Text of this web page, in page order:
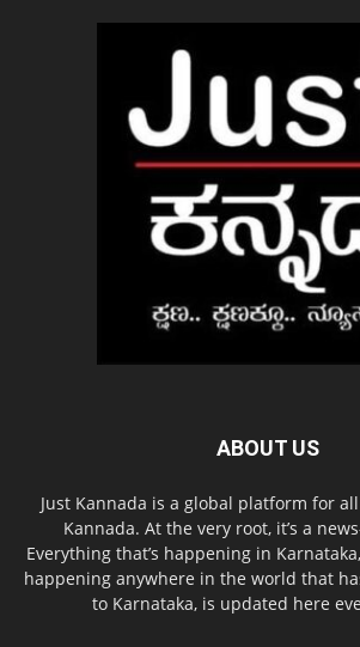
ABOUT US
Just Kannada is a global platform for
Kannada. At the very root, it’s a
Everything that’s happening in
happening anywhere in the world that
to Karnataka, is updated here